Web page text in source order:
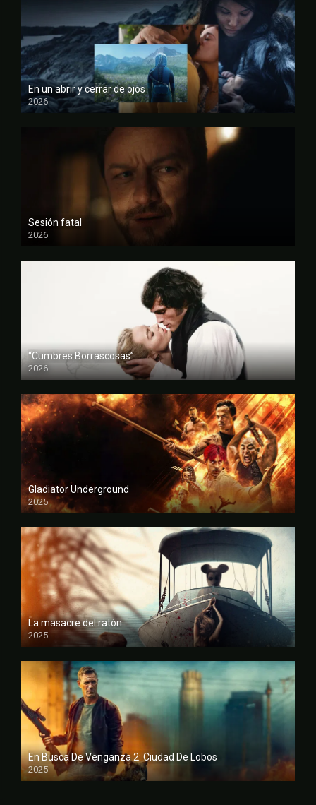
En un abrir y cerrar de ojos
2026
FULL HD
Sesión fatal
2026
FULL HD
“Cumbres Borrascosas”
2026
FULL HD
Gladiator Underground
2025
FULL HD
La masacre del ratón
2025
FULL HD
En Busca De Venganza 2: Ciudad De Lobos
2025
FULL HD